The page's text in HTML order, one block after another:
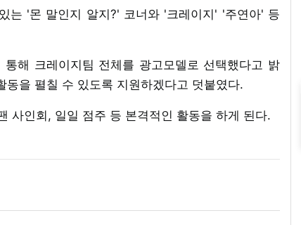
는 '몬 말인지 알지?' 코너와 '크레이지' '주연아' 등
해 크레이지팀 전체를 광고모델로 선택했다고 밝
을 펼칠 수 있도록 지원하겠다고 덧붙였다.
사인회, 일일 점주 등 본격적인 활동을 하게 된다.